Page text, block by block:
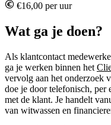
€16,00 per uur
Wat ga je doen?
Als klantcontact
ga je werken binnen het
vervolg aan het onderzoek
doe je door telefonisch, per
met de klant. Je handelt
van witwassen en